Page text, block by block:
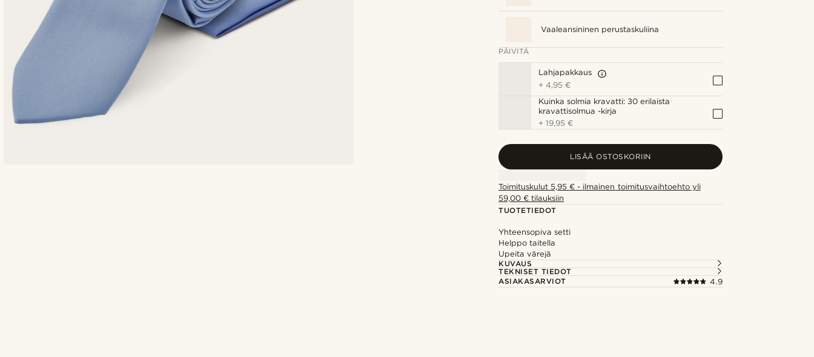
Vaaleansininen perustaskuliina
PÄIVITÄ
Lahjapakkaus
+4,95 €
Kuinka solmia kravatti: 30 erilaista
kravattisolmua -kirja
+19,95 €
LISÄÄ OSTOSKORIIN
Toimituskulut 5,95 € - ilmainen toimitusvaihtoehto yli
59,00 € tilauksiin
TUOTETIEDOT
Yhteensopiva setti
Helppo taitella
Upeita värejä
KUVAUS
TEKNISET TIEDOT
ASIAKASARVIOT
4.9